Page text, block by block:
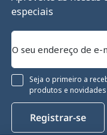
especiais
Seja o primeiro a
produtos e novidades
Registrar-se